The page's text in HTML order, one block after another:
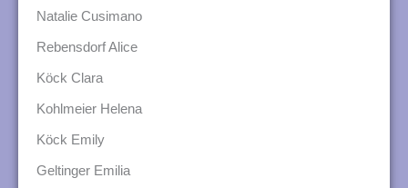
Natalie Cusimano
Rebensdorf Alice
Köck Clara
Kohlmeier Helena
Köck Emily
Geltinger Emilia